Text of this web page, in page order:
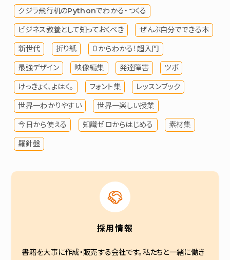
クジラ飛行机のPythonでわかる・つくる
ビジネス教養として知っておくべき ぜんぶ自分でできる本
新世代 折り紙 ０からわかる！超入門
最強デザイン 映像編集 発達障害 ツボ
けっきょく、よはく。 フォント集 レッスンブック
世界一わかりやすい 世界一楽しい授業
今日から使える 知識ゼロからはじめる 素材集
羅針盤
採用情報
書籍を大事に作成・販売する会社です。私たちと一緒に働き